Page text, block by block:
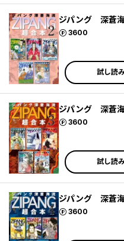
ジパング 深蒼
3600
ポイント
試し読
ジパング 深蒼
3600
ポイント
試し読
ジパング 深蒼
3600
ポイント